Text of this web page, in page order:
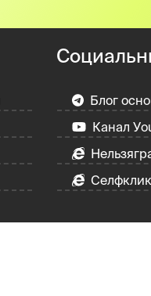
Блог
Канал